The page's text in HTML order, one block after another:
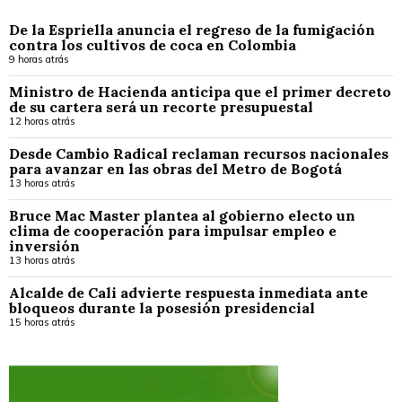
De la Espriella anuncia el regreso de la fumigación
contra los cultivos de coca en Colombia
9 horas atrás
Ministro de Hacienda anticipa que el primer decreto
de su cartera será un recorte presupuestal
12 horas atrás
Desde Cambio Radical reclaman recursos nacionales
para avanzar en las obras del Metro de Bogotá
13 horas atrás
Bruce Mac Master plantea al gobierno electo un
clima de cooperación para impulsar empleo e
inversión
13 horas atrás
Alcalde de Cali advierte respuesta inmediata ante
bloqueos durante la posesión presidencial
15 horas atrás